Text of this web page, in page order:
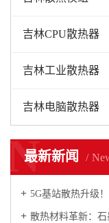
吉林CPU散热器
吉林工业散热器
吉林电脑散热器
最新新闻
N
5G基站散热升级！逆流
散热材料革新：石墨烯复合